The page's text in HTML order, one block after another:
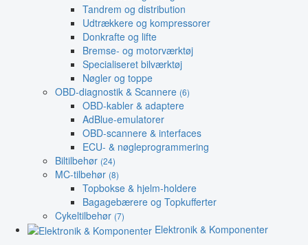
Tandrem og distribution
Udtrækkere og kompressorer
Donkrafte og lifte
Bremse- og motorværktøj
Specialiseret bilværktøj
Nøgler og toppe
OBD-diagnostik & Scannere (6)
OBD-kabler & adaptere
AdBlue-emulatorer
OBD-scannere & interfaces
ECU- & nøgleprogrammering
Biltilbehør (24)
MC-tilbehør (8)
Topbokse & hjelm-holdere
Bagagebærere og Topkufferter
Cykeltilbehør (7)
Elektronik & Komponenter